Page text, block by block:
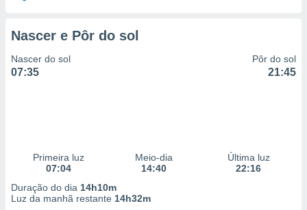
Nascer e Pôr do sol
Nascer do sol
07:35
Pôr do sol
21:45
Primeira luz
07:04
Meio-dia
14:40
Última luz
22:16
Duração do dia 14h10m
Luz da manhã restante 14h32m